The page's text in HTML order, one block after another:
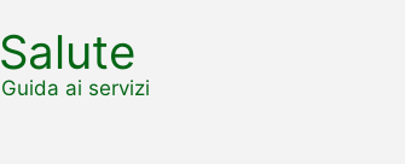
Salute
Guida ai servizi